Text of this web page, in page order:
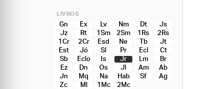
LIVROS
Gn Ex Lv Nm Dt
Js
Jz
Rt 1Sm 2Sm 1Rs
2Rs
1Cr
2Cr Esd Ne Tb
Jt
Est
Jó Sl Pr Ecl
Ct
Sb
Eclo Is Jr Lm
Br
Ez
Dn Os Jl Am
Ab
Jn
Mq Na Hab Sf
Ag
Zc
Ml 1Mc 2Mc